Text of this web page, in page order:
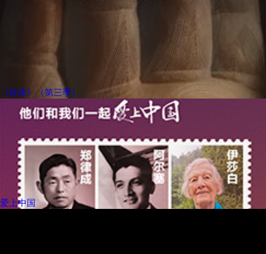
《传承》（第三季）
爱上中国